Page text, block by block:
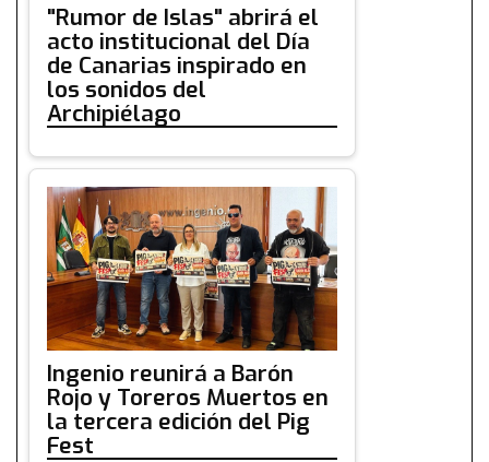
"Rumor de Islas" abrirá el
acto institucional del Día
de Canarias inspirado en
los sonidos del
Archipiélago
Ingenio reunirá a Barón
Rojo y Toreros Muertos en
la tercera edición del Pig
Fest